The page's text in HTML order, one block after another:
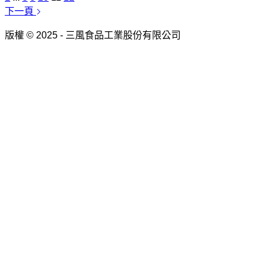
下一頁
版權 © 2025 - 三風食品工業股份有限公司